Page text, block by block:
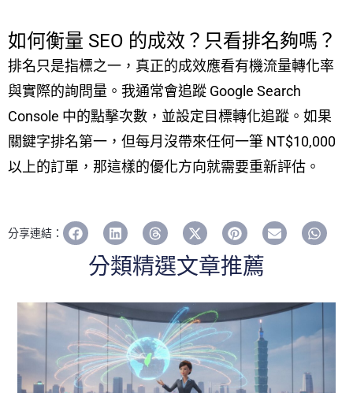
如何衡量 SEO 的成效？只看排名夠嗎？
排名只是指標之一，真正的成效應看有機流量轉化率
與實際的詢問量。我通常會追蹤 Google Search
Console 中的點擊次數，並設定目標轉化追蹤。如果
關鍵字排名第一，但每月沒帶來任何一筆 NT$10,000
以上的訂單，那這樣的優化方向就需要重新評估。
分享連結：
分類精選文章推薦